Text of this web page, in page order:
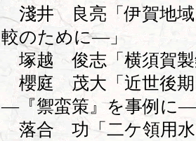
淺井 良亮「伊賀地域
較のために―」
塚越 俊志「横須賀製
櫻庭 茂大「近世後期
―『禦蛮策』を事例に
落合 功「二ケ領用水